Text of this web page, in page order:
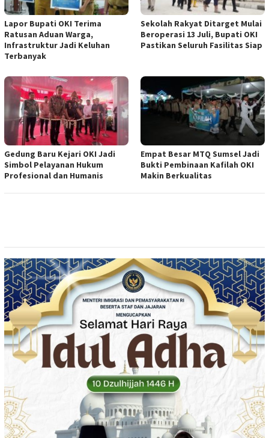
Lapor Bupati OKI Terima
Ratusan Aduan Warga,
Infrastruktur Jadi Keluhan
Terbanyak
Sekolah Rakyat Ditarget Mulai
Beroperasi 13 Juli, Bupati OKI
Pastikan Seluruh Fasilitas Siap
Gedung Baru Kejari OKI Jadi
Simbol Pelayanan Hukum
Profesional dan Humanis
Empat Besar MTQ Sumsel Jadi
Bukti Pembinaan Kafilah OKI
Makin Berkualitas